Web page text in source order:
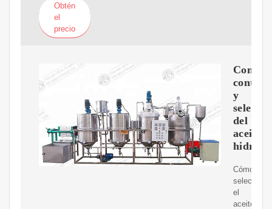
Obtén
el
precio
control
y
del
aceite
Cómo
el
aceite